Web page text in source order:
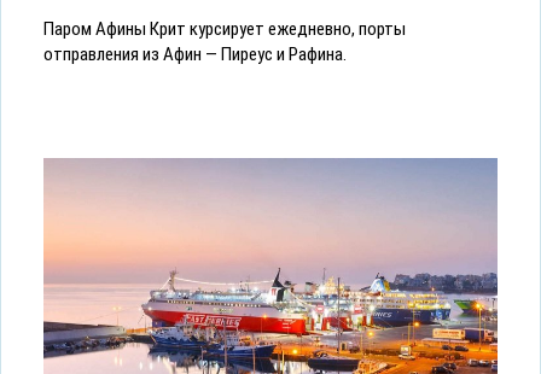
Паром Афины Крит курсирует ежедневно, порты
отправления из Афин — Пиреус и Рафина.